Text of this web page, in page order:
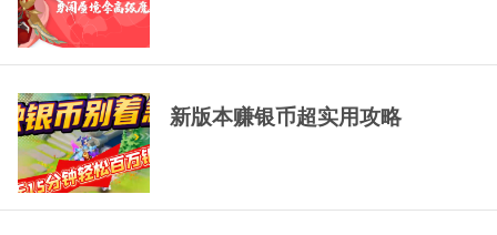
新版本赚银币超实用攻略